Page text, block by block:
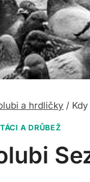
a hrdličky /
A DRŮBEŽ